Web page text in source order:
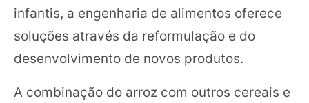
infantis, a engenharia de alimentos oferece
soluções através da reformulação e do
desenvolvimento de novos produtos.
A combinação do arroz com outros cereais e